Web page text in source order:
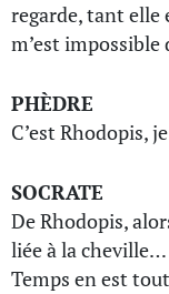
regarde, tant elle
m’est impossible
PHÈDRE
C’est Rhodopis,
SOCRATE
De Rhodopis,
liée à la
Temps en est